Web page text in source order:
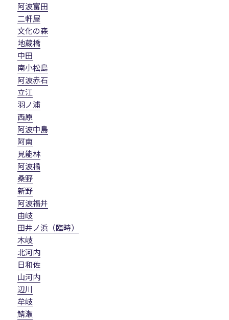
阿波富田
二軒屋
文化の森
地蔵橋
中田
南小松島
阿波赤石
立江
羽ノ浦
西原
阿波中島
阿南
見能林
阿波橘
桑野
新野
阿波福井
由岐
田井ノ浜（臨時）
木岐
北河内
日和佐
山河内
辺川
牟岐
鯖瀬